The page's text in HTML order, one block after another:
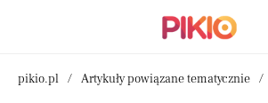
pikio.pl Artykuły powiązane tematycznie